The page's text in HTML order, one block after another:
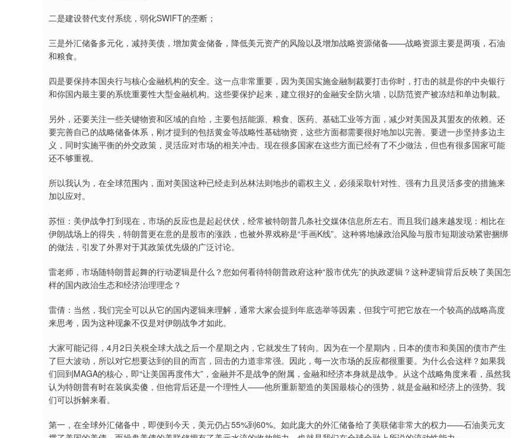
二是建设替代支付系统，弱化SWIFT的垄断；
三是外汇储备多元化，减持美债，增加黄金储备，降低美元资产的风险以及增加战略资源储备——战略资源主要是两项，石油
和粮食。
四是要保持本国央行与核心金融机构的安全。这一点非常重要，因为美国实施金融制裁要打击你时，打击的就是你的中央银行
和你国内最主要的系统重要性大型金融机构。这些要保护起来，建立很好的金融安全防火墙，以防范资产被冻结和单边制裁。
另外，还要关注一些关键物资和区域的自给，主要包括能源、粮食、医药、基础工业等方面，减少对美国及其盟友的依赖。还
要完善自己的战略储备体系，刚才提到的包括黄金等战略性基础物资，这些方面都需要很好地加以完善。要进一步坚持多边主
义，同时实施平衡的外交政策，灵活应对市场的相关冲击。现在很多国家在这些方面已经有了不少做法，但也有很多国家可能
还不够重视。
所以我认为，在全球范围内，面对美国这种已经走到丛林法则地步的霸权主义，必须采取针对性、强有力且灵活多变的措施来
加以应对。
苏恒：美伊战争打到现在，市场的反应也是起起伏伏，经常被特朗普几条社交媒体信息所左右。而且我们越来越发现：相比在
伊朗战场上的得失，特朗普更在意的是股市的涨跌，也被外界戏称是“手画K线”。这种将地缘政治风险与股市短期波动紧密捆绑
的做法，引发了外界对于其政策优先级的广泛讨论。
雷老师，市场随特朗普起舞的行动逻辑是什么？您如何看待特朗普政府这种“股市优先”的执政逻辑？这种逻辑背后反映了美国怎
样的国内政治生态和经济治理理念？
雷倩：当然，我们完全可以从它的国内逻辑来理解，通常大家会提到年底选举等因素，但我宁可把它放在一个较高的战略高度
来思考，因为这种现象不仅是对伊朗战争才如此。
大家可能记得，4月2日关税全球大战之后一个星期之内，它就发生了转向。因为在一个星期内，日本的债市和美国的债市产生
了巨大波动，所以对它想要达到的目的而言，回击的力道非常强。因此，每一次市场的反应都很重要。为什么会这样？如果我
们回到MAGA的核心，即“让美国再度伟大”，金融并不是战争的附属，金融和经济本身就是战争。从这个战略角度来看，虽然我
认为特朗普有时在装疯卖傻，但他背后还是一个理性人——他所重新塑造的美国最核心的强势，就是金融和经济上的强势。我
们可以拆解来看。
第一，在全球外汇储备中，即便到今天，美元仍占55%到60%。如此庞大的外汇储备给了美联储非常大的权力——石油美元支